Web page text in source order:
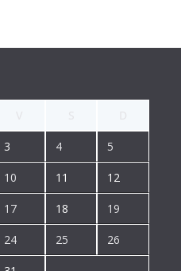
3 4 5
10 11 12
17 18 19
24 25 26